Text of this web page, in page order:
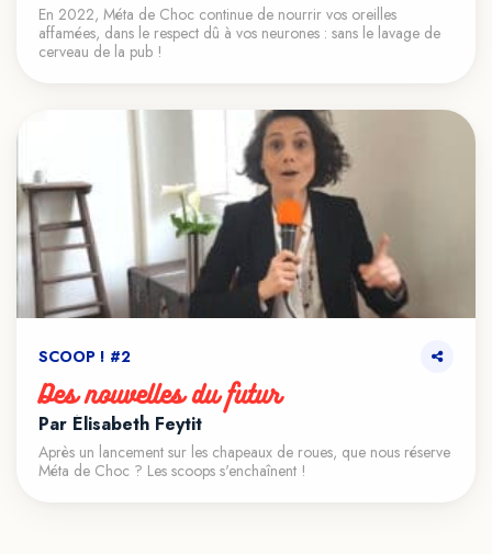
En 2022, Méta de Choc continue de nourrir vos oreilles
affamées, dans le respect dû à vos neurones : sans le lavage de
cerveau de la pub !
SCOOP ! #2
Des nouvelles du futur
Par Élisabeth Feytit
Après un lancement sur les chapeaux de roues, que nous réserve
Méta de Choc ? Les scoops s'enchaînent !